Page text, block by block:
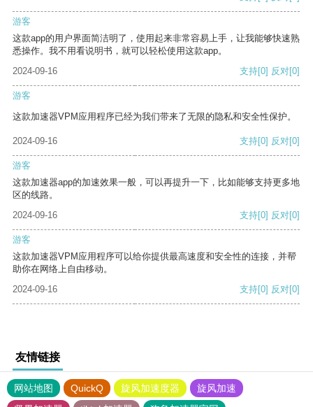
游客
这款app的用户界面简洁明了，使用起来非常容易上手，让我能够快速熟
悉操作。我不用看说明书，就可以轻松使用这款app。
2024-09-16
支持[0] 反对[0]
游客
这款加速器VPM应用程序已经为我们带来了无限的隐私和安全性保护。
2024-09-16 支持[0] 反对[0]
游客
这款加速器app的加速效果一般，可以再提升一下，比如能够支持更多地
区的线路。
2024-09-16
支持[0] 反对[0]
游客
这款加速器VPM应用程序可以给你提供最高速度和安全性的连接，并帮
助你在网络上自由移动。
2024-09-16
支持[0] 反对[0]
友情链接
网站地图 QuickQ 旋风加速度器
旋风加速